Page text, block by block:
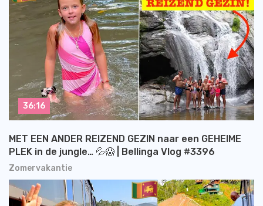
Zomervakantie
MET EEN ANDER REIZEND GEZIN naar een GEHEIME
PLEK in de jungle… 💦😱 | Bellinga Vlog #3396
36:16